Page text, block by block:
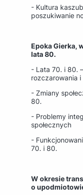
- Kultura
poszukiwanie
Epoka Gierka,
lata 80.
- Lata 70. i 80.
rozczarowania
- Zmiany
80.
- Problemy
społecznych
-
70. i 80.
W okresie
o